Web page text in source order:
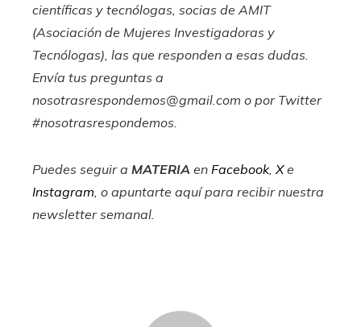
científicas y tecnólogas, socias de AMIT
(Asociación de Mujeres Investigadoras y
Tecnólogas), las que responden a esas dudas.
Envía tus preguntas a
nosotrasrespondemos@gmail.com o por Twitter
#nosotrasrespondemos.
Puedes seguir a MATERIA en Facebook, Xe
Instagram , o apuntarte aquí para recibirnuestra
newsletter semanal